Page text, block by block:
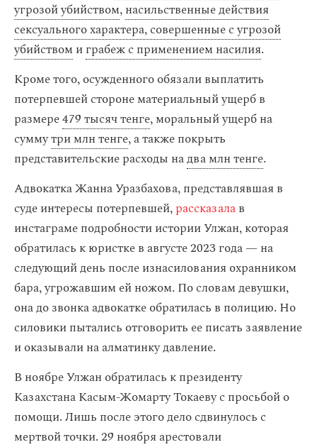
угрозой убийством,насильственные действия
сексуального характера, совершенные с угрозой
убийством играбеж с применением насилия.
Кроме того, осужденного обязали выплатить
потерпевшей стороне материальный ущерб в
размере479 тысяч тенге, моральный ущерб на
суммутри млн тенге, а также покрыть
представительские расходы надва млн тенге.
Адвокатка Жанна Уразбахова, представлявшая в
суде интересы потерпевшей,рассказалав
инстаграме подробности истории Улжан, которая
обратилась к юристке в августе 2023 года — на
следующий день после изнасилования охранником
бара, угрожавшим ей ножом. По словам девушки,
она до звонка адвокатке обратилась в полицию. Но
силовики пытались отговорить ее писать заявление
и оказывали на алматинку давление.
В ноябре Улжан обратилась к президенту
Казахстана Касым-Жомарту Токаеву с просьбой о
помощи. Лишь после этого дело сдвинулось с
мертвой точки. 29 ноября арестовали